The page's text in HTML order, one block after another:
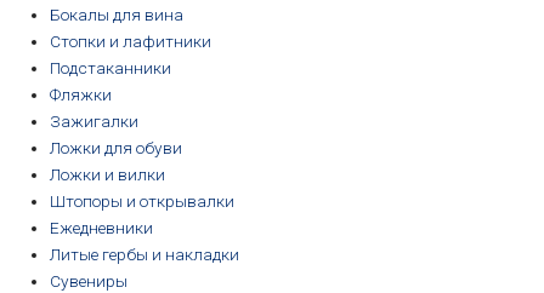
Бокалы для вина
Стопки и лафитники
Подстаканники
Фляжки
Зажигалки
Ложки для обуви
Ложки и вилки
Штопоры и открывалки
Ежедневники
Литые гербы и накладки
Сувениры